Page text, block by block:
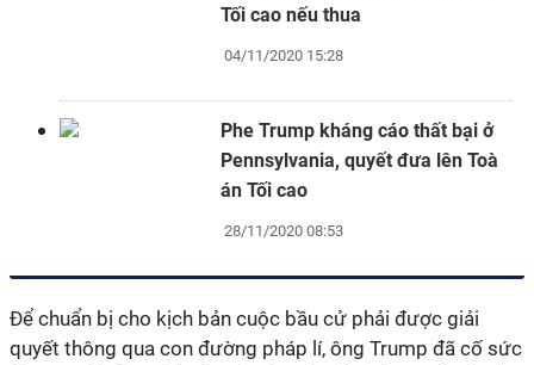
Tối cao nếu thua
04/11/2020 15:28
Phe Trump kháng cáo thất bại ở
Pennsylvania, quyết đưa lên Toà
án Tối cao
28/11/2020 08:53
Để chuẩn bị cho kịch bản cuộc bầu cử phải được giải
quyết thông qua con đường pháp lí, ông Trump đã cố sức